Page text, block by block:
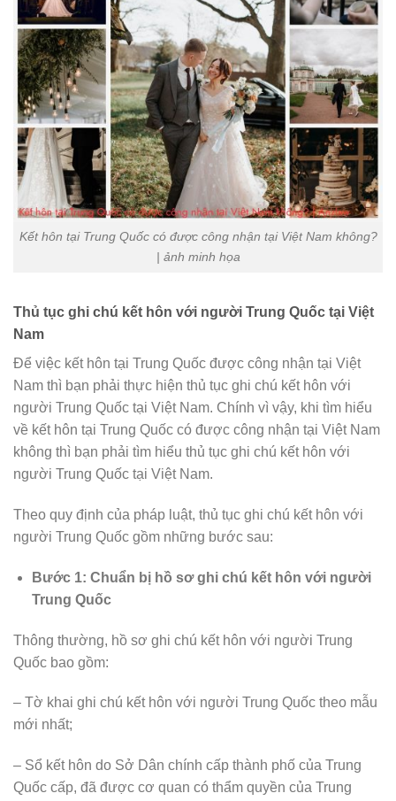
Kết hôn tại Trung Quốc có được công nhận tại Việt Nam không?
| ảnh minh họa
Thủ tục ghi chú kết hôn với người Trung Quốc tại Việt
Nam
Để việc kết hôn tại Trung Quốc được công nhận tại Việt
Nam thì bạn phải thực hiện thủ tục ghi chú kết hôn với
người Trung Quốc tại Việt Nam. Chính vì vậy, khi tìm hiểu
về kết hôn tại Trung Quốc có được công nhận tại Việt Nam
không thì bạn phải tìm hiểu thủ tục ghi chú kết hôn với
người Trung Quốc tại Việt Nam.
Theo quy định của pháp luật, thủ tục ghi chú kết hôn với
người Trung Quốc gồm những bước sau:
Bước 1: Chuẩn bị hồ sơ ghi chú kết hôn với người
Trung Quốc
Thông thường, hồ sơ ghi chú kết hôn với người Trung
Quốc bao gồm:
– Tờ khai ghi chú kết hôn với người Trung Quốc theo mẫu
mới nhất;
– Sổ kết hôn do Sở Dân chính cấp thành phố của Trung
Quốc cấp, đã được cơ quan có thẩm quyền của Trung